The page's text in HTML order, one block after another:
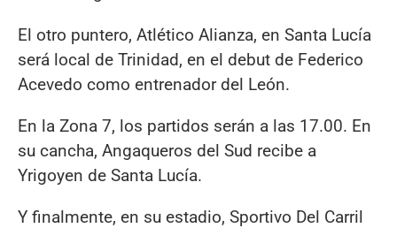
El otro puntero, Atlético Alianza, en Santa Lucía
será local de Trinidad, en el debut de Federico
Acevedo como entrenador del León.
En la Zona 7, los partidos serán a las 17.00. En
su cancha, Angaqueros del Sud recibe a
Yrigoyen de Santa Lucía.
Y finalmente, en su estadio, Sportivo Del Carril